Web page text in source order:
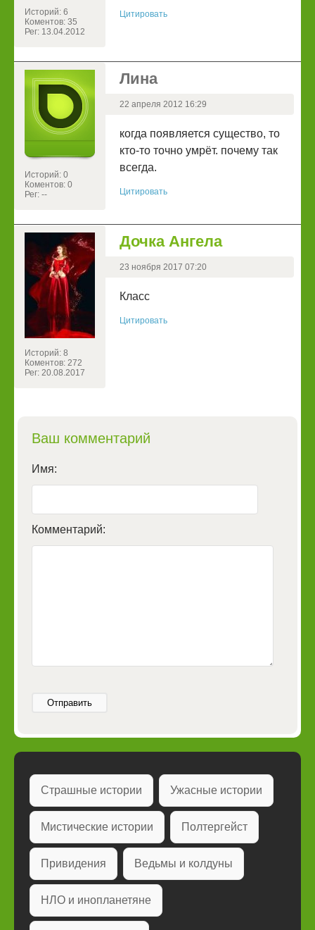
Историй: 6
Коментов: 35
Рег: 13.04.2012
Цитировать
Историй: 0
Коментов: 0
Рег: --
Лина
22 апреля 2012 16:29
когда появляется существо, то
кто-то точно умрёт. почему так
всегда.
Цитировать
Историй: 8
Коментов: 272
Рег: 20.08.2017
Дочка Ангела
23 ноября 2017 07:20
Класс
Цитировать
Ваш комментарий
Имя:
Комментарий:
Отправить
Страшные истории Ужасные истории
Мистические истории Полтергейст
Привидения Ведьмы и колдуны
НЛО и инопланетяне